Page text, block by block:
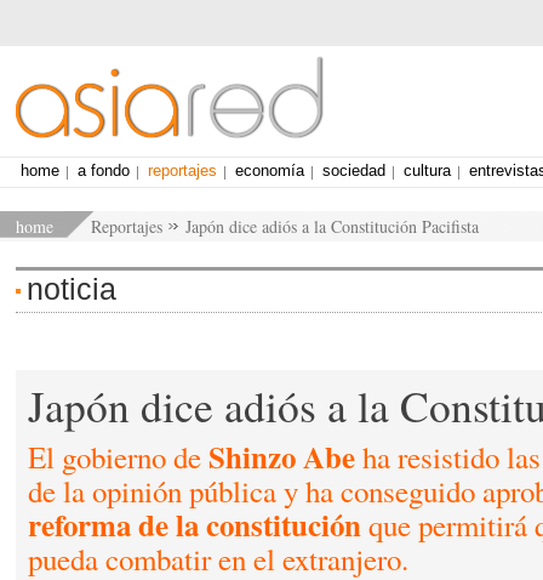
home Reportajes Japón dice adiós a la Constitución Pacifista
home a fondo reportajes economía sociedad cultura
noticia
Japón dice adiós a la
El gobierno deShinzo Abeha resistido
de la opinión pública y ha conseguido
reforma de la constituciónque permitirá
pueda combatir en el extranjero.